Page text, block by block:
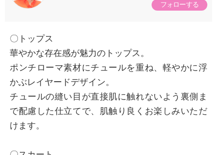
フォローする
〇トップス
華やかな存在感が魅力のトップス。
ポンチローマ素材にチュールを重ね、軽やかに浮
かぶレイヤードデザイン。
チュールの縫い目が直接肌に触れないよう裏側ま
で配慮した仕立てで、肌触り良くお楽しみいただ
けます。